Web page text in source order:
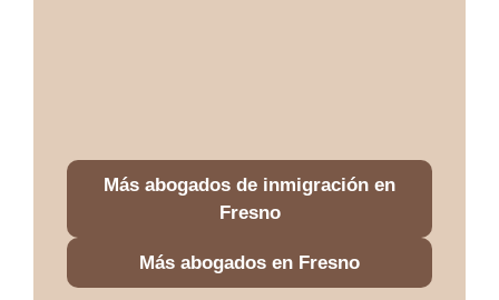
Más abogados de inmigración en
Fresno
Más abogados en Fresno